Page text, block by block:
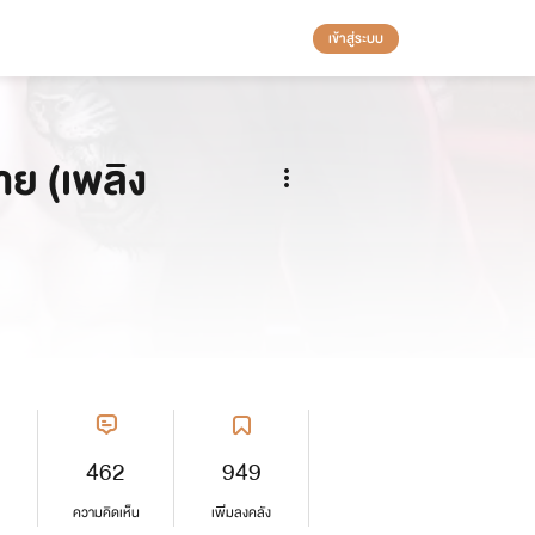
เข้าสู่ระบบ
(เพลิง
462
ความคิดเห็น
949
เพิ่มลงคลัง